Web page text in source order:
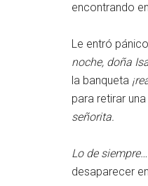
encontrando
Le entró
noche, doña
la banqueta
para retirar
señorita.
Lo de siempre…
desaparecer